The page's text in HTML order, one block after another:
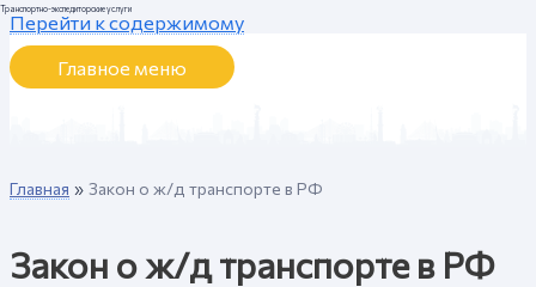
Перейти к содержимому
Транспортно-экспедиторские услуги
Главное меню
Главная Закон о ж/д транспорте в РФ
Закон о ж/д транспорте в РФ